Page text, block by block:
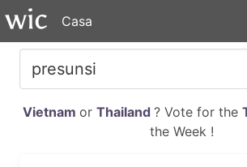
Casa
Vietnam or Thailand ? Vote for the
the Week !